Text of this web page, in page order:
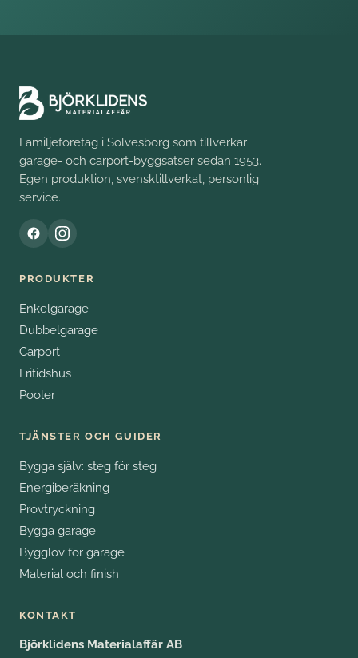
Familjeföretag i Sölvesborg som tillverkar
garage- och carport-byggsatser sedan 1953.
Egen produktion, svensktillverkat, personlig
service.
PRODUKTER
Enkelgarage
Dubbelgarage
Carport
Fritidshus
Pooler
TJÄNSTER OCH GUIDER
Bygga själv: steg för steg
Energiberäkning
Provtryckning
Bygga garage
Bygglov för garage
Material och finish
KONTAKT
Björklidens Materialaffär AB